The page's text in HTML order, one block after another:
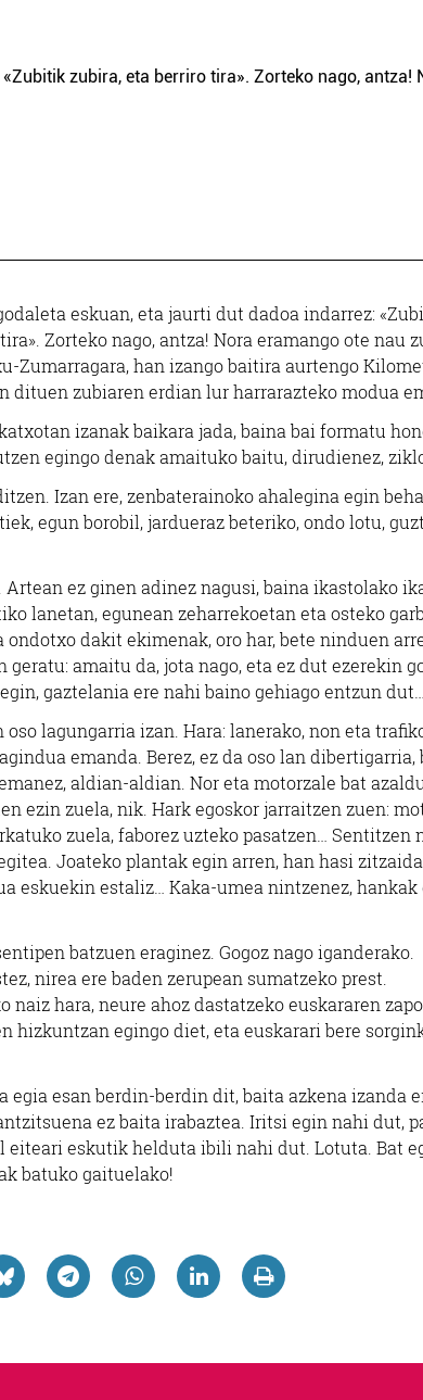
zubira, eta berriro tira». Zorteko nago, antza!
eskuan, eta jaurti dut dadoa indarrez:
Zorteko nago, antza! Nora eramango ote nau
Zumarragara, han izango baitira aurtengo
zubiaren erdian lur harrarazteko modua
izanak baikara jada, baina bai formatu
egingo denak amaituko baitu, dirudienez,
Izan ere, zenbaterainoko ahalegina egin
egun borobil, jardueraz beteriko, ondo lotu,
ez ginen adinez nagusi, baina ikastolako
lanetan, egunean zeharrekoetan eta osteko
dakit ekimenak, oro har, bete ninduen
amaitu da, jota nago, eta ez dut ezerekin
gaztelania ere nahi baino gehiago entzun dut…
lagungarria izan. Hara: lanerako, non eta
emanda. Berez, ez da oso lan dibertigarria,
aldian-aldian. Nor eta motorzale bat
ezin zuela, nik. Hark egoskor jarraitzen zuen:
zuela, faborez uzteko pasatzen… Sentitzen
Joateko plantak egin arren, han hasi
eskuekin estaliz… Kaka-umea nintzenez, hankak
batzuen eraginez. Gogoz nago iganderako.
nirea ere baden zerupean sumatzeko prest.
hara, neure ahoz dastatzeko euskararen
hizkuntzan egingo diet, eta euskarari bere
esan berdin-berdin dit, baita azkena izanda
ez baita irabaztea. Iritsi egin nahi dut,
eskutik helduta ibili nahi dut. Lotuta. Bat
batuko gaituelako!